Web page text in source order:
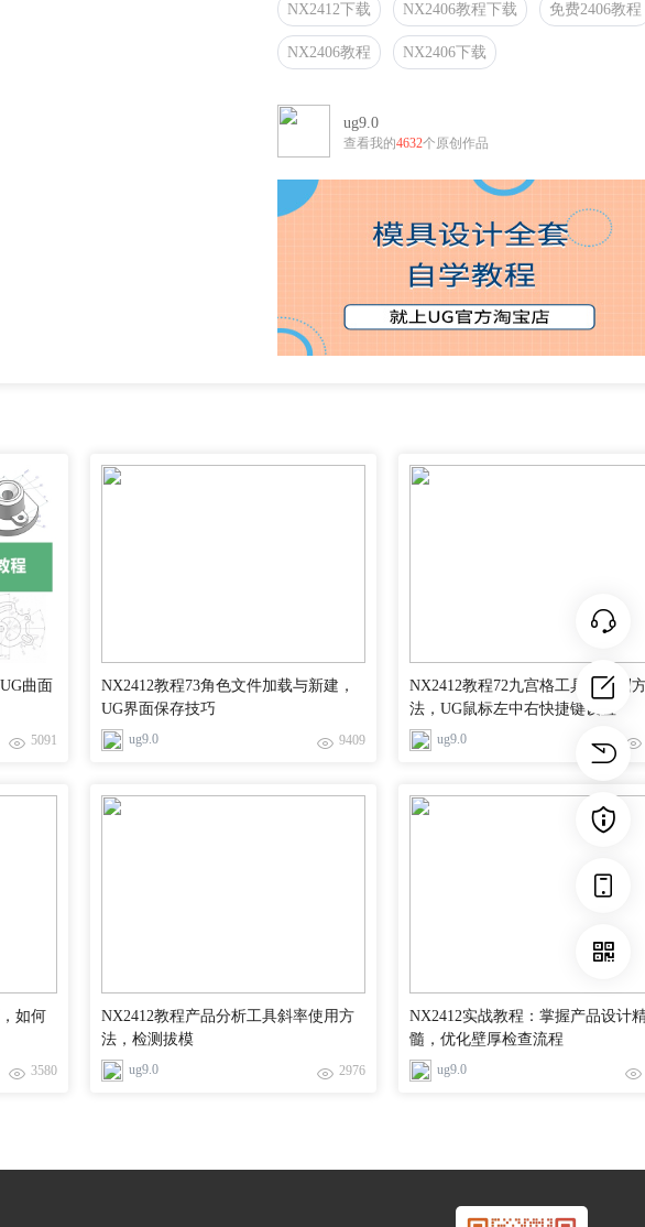
NX2412下载 NX2406教程下载 免费2406教程
NX2406教程 NX2406下载
ug9.0
查看我的4632个原创作品
曲面
5091
NX2412教程73角色文件加载与新建，
UG界面保存技巧
ug9.0 9409
NX2412教程72九宫格工具条定制
法，UG鼠标左中右快捷键设置
ug9.0
如何
3580
NX2412教程产品分析工具斜率使用方
法，检测拔模
ug9.0 2976
NX2412实战教程：掌握产品设计
髓，优化壁厚检查流程
ug9.0